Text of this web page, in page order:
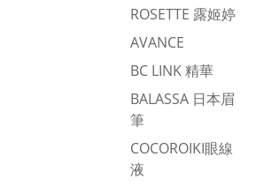
ROSETTE 露姬婷
AVANCE
BC LINK 精華
BALASSA 日本眉
筆
COCOROIKI眼線
液